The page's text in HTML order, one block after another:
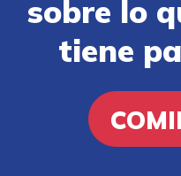
sobre lo
tiene